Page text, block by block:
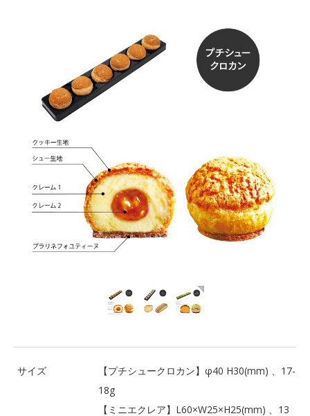
サイズ
【プチシュークロカン】φ40 H30(mm) 、17-
18g
【ミニエクレア】L60×W25×H25(mm) 、13